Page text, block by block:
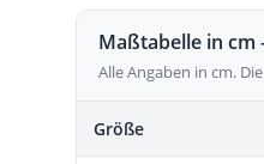
Maßtabelle in cm
Alle Angaben in cm.
Größe